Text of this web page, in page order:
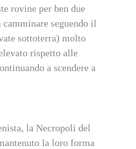
rovine per ben due
seguendo il
sottoterra) molto
rispetto alle
a scendere a
la Necropoli del
la loro forma